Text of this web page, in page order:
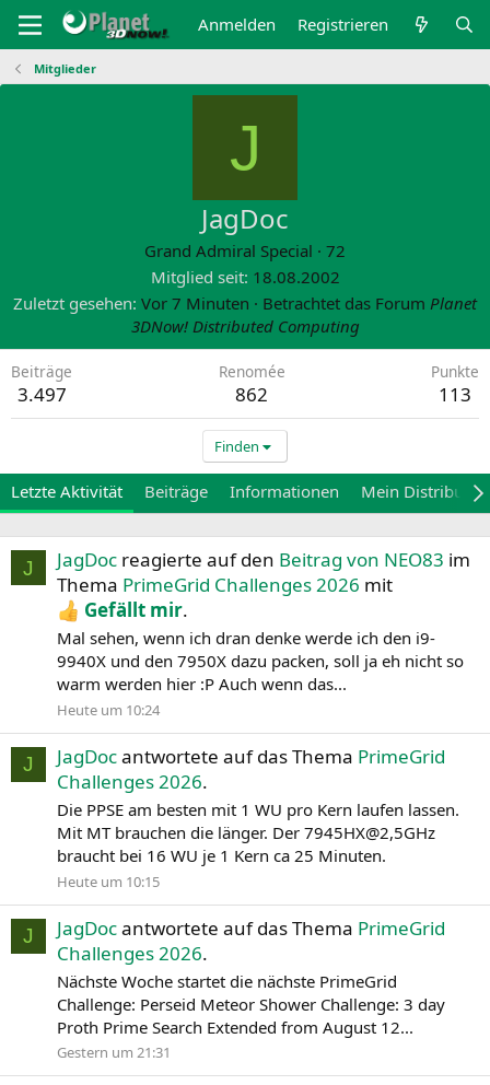
Anmelden Registrieren
Mitglieder
J
JagDoc
Grand Admiral Special · 72
Mitglied seit 18.08.2002
Zuletzt gesehen Vor 7 Minuten · Betrachtet das Forum Planet
3DNow! Distributed Computing
Beiträge
3.497
Renomée
862
Punkte
113
Finden
Letzte Aktivität Beiträge Informationen Mein
J JagDoc reagierte auf den Beitrag von NEO83 im
Thema PrimeGrid Challenges 2026 mit
Gefällt mir.
Mal sehen, wenn ich dran denke werde ich den i9-
9940X und den 7950X dazu packen, soll ja eh nicht so
warm werden hier :P Auch wenn das...
Heute um 10:24
J JagDocantwortete auf das Thema PrimeGrid
Challenges 2026.
Die PPSE am besten mit 1 WU pro Kern laufen lassen.
Mit MT brauchen die länger. Der 7945HX@2,5GHz
braucht bei 16 WU je 1 Kern ca 25 Minuten.
Heute um 10:15
J JagDocantwortete auf das Thema PrimeGrid
Challenges 2026.
Nächste Woche startet die nächste PrimeGrid
Challenge: Perseid Meteor Shower Challenge: 3 day
Proth Prime Search Extended from August 12...
Gestern um 21:31